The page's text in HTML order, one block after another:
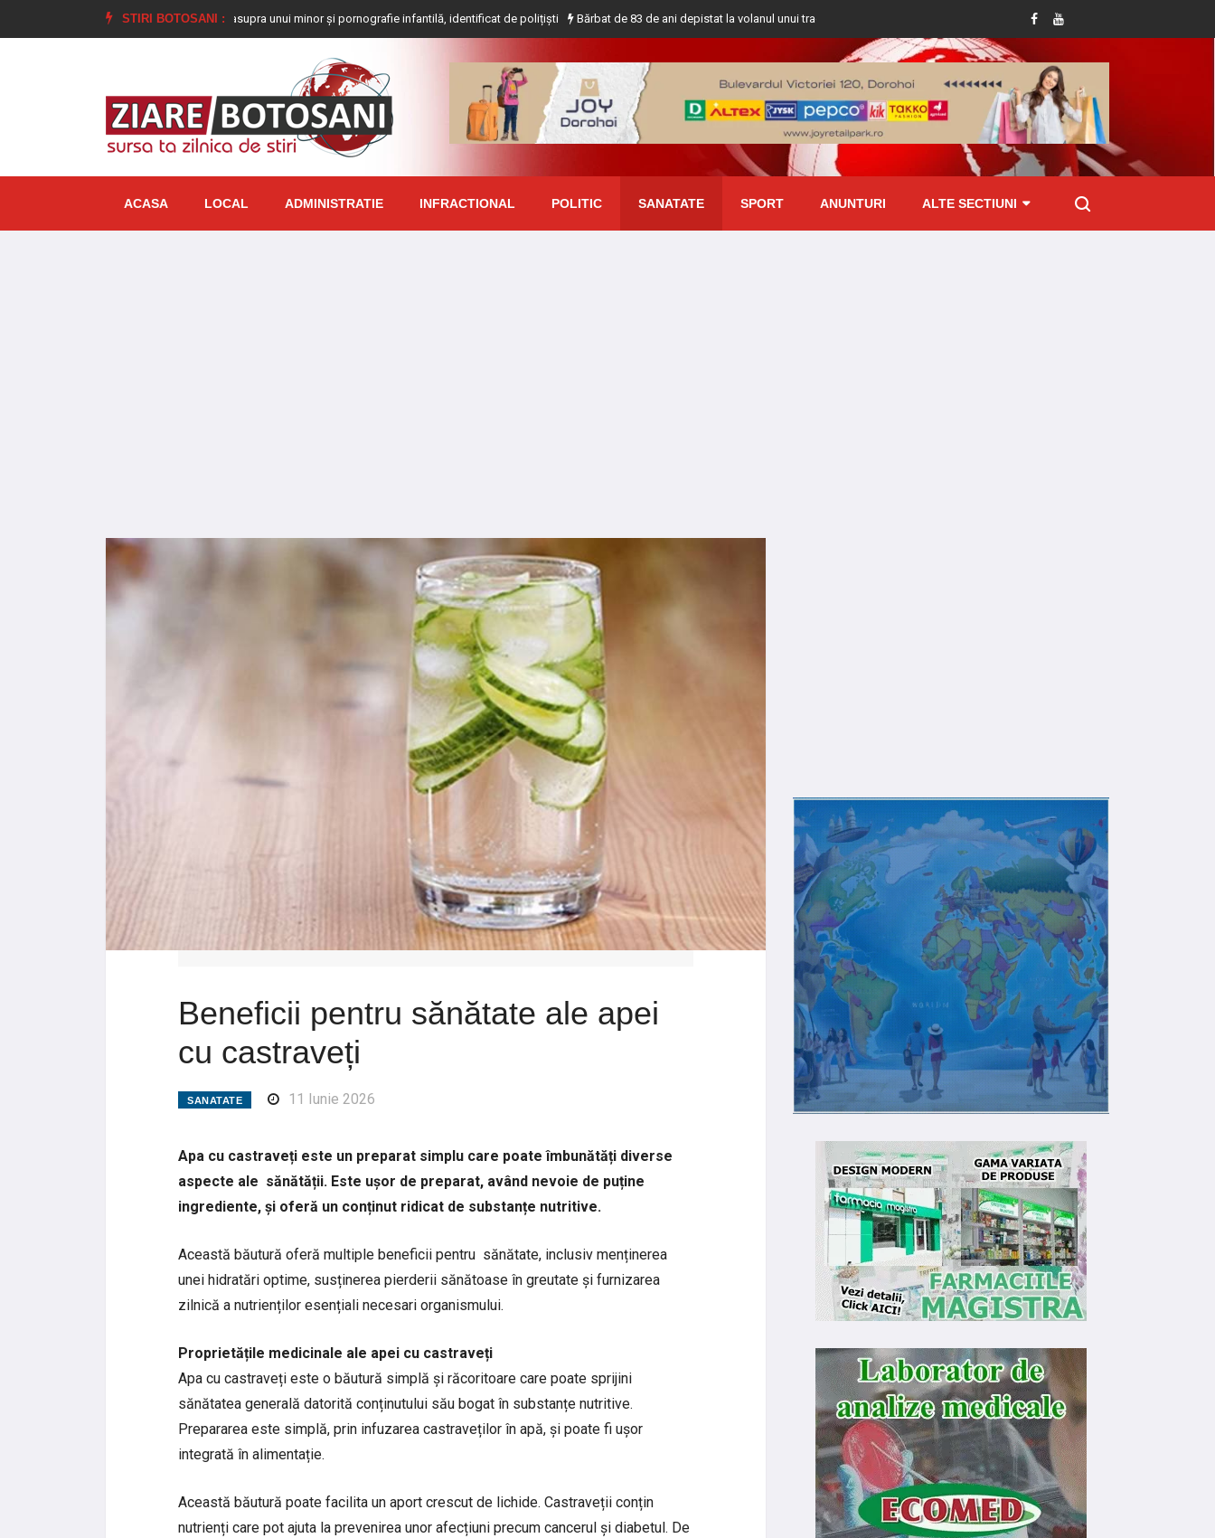
STIRI BOTOSANI :
la închisoare pentru viol asupra unui minor și pornografie infantilă, identificat de polițiști Bărbat de 83 de ani depistat la volanul unui tractor fără a deține permis de conducere Amenzi de peste 70 mii lei aplicate de ITM
ACASA LOCAL ADMINISTRATIE INFRACTIONAL POLITIC SANATATE SPORT ANUNTURI ALTE SECTIUNI
Beneficii pentru sănătate ale apei
cu castraveți
SANATATE 11 Iunie 2026
Apa cu castraveți este un preparat simplu care poate îmbunătăți diverse
aspecte ale sănătății. Este ușor de preparat, având nevoie de puține
ingrediente, și oferă un conținut ridicat de substanțe nutritive.
Această băutură oferă multiple beneficii pentru sănătate, inclusiv menținerea
unei hidratări optime, susținerea pierderii sănătoase în greutate și furnizarea
zilnică a nutrienților esențiali necesari organismului.
Proprietățile medicinale ale apei cu castraveți
Apa cu castraveți este o băutură simplă și răcoritoare care poate sprijini
sănătatea generală datorită conținutului său bogat în substanțe nutritive.
Prepararea este simplă, prin infuzarea castraveților în apă, și poate fi ușor
integrată în alimentație.
Această băutură poate facilita un aport crescut de lichide. Castraveții conțin
nutrienți care pot ajuta la prevenirea unor afecțiuni precum cancerul și diabetul. De